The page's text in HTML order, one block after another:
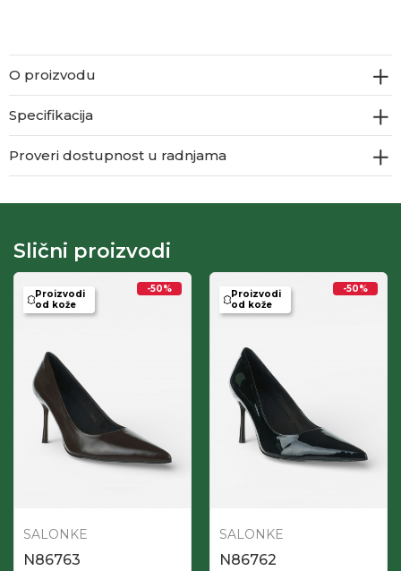
O proizvodu
Specifikacija
Proveri dostupnost u radnjama
Slični proizvodi
Proizvodi
od kože
-50%
SALONKE
N86763
Proizvodi
od kože
-50%
SALONKE
N86762